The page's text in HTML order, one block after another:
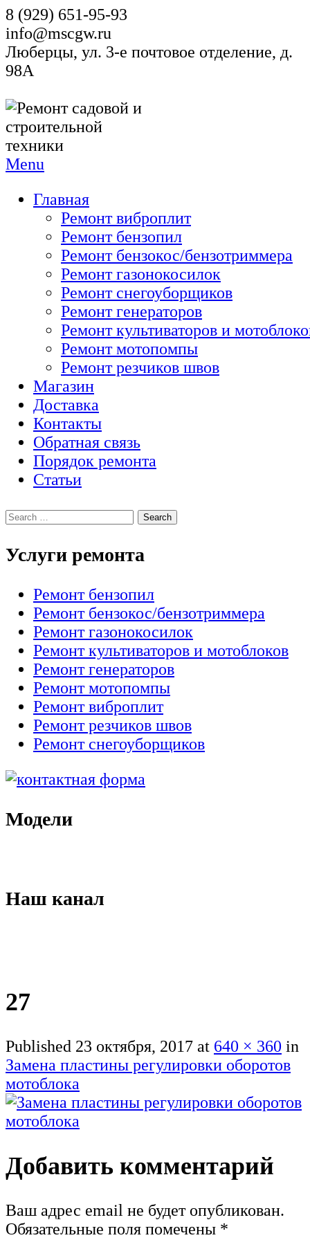
8 (929) 651-95-93
info@mscgw.ru
Люберцы, ул. 3-е почтовое отделение, д.
98А
Menu
Главная
Ремонт виброплит
Ремонт бензопил
Ремонт бензокос/бензотриммера
Ремонт газонокосилок
Ремонт снегоуборщиков
Ремонт генераторов
Ремонт культиваторов и
Ремонт мотопомпы
Ремонт резчиков швов
Магазин
Доставка
Контакты
Обратная связь
Порядок ремонта
Статьи
Услуги ремонта
Ремонт бензопил
Ремонт бензокос/бензотриммера
Ремонт газонокосилок
Ремонт культиваторов и мотоблоков
Ремонт генераторов
Ремонт мотопомпы
Ремонт виброплит
Ремонт резчиков швов
Ремонт снегоуборщиков
Модели
Наш канал
27
Published 23 октября, 2017 at 640 × 360 in
Замена пластины регулировки оборотов
мотоблока
Добавить комментарий
Ваш адрес email не будет опубликован.
Обязательные поля помечены *